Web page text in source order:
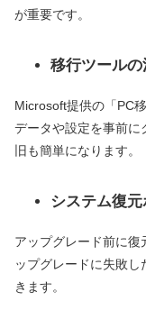
が重要です。
移行ツールの
Microsoft提供の「PC
データや設定を事前に
旧も簡単になります。
システム復
アップグレード前に復
ップグレードに失敗
きます。